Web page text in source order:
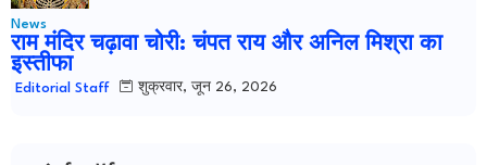
News
राम मंदिर चढ़ावा चोरी: चंपत राय और अनिल मिश्रा का
इस्तीफा
Editorial Staff शुक्रवार, जून 26, 2026